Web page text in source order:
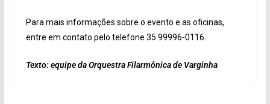
Para mais informações sobre o evento e as oficinas,
entre em contato pelo telefone 35 99996-0116.
Texto: equipe da Orquestra Filarmônica de Varginha